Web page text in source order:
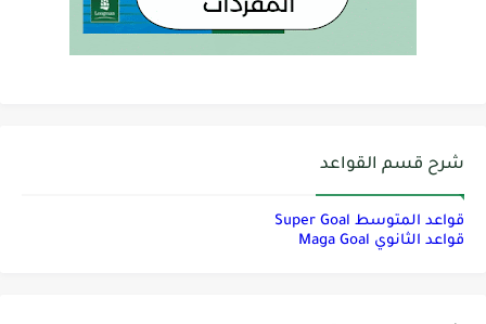
شرح قسم القواعد
قواعد المتوسط Super Goal
قواعد الثانوي Maga Goal